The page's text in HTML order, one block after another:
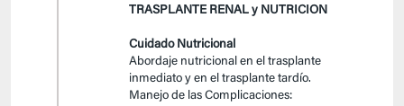
TRASPLANTE RENAL y NUTRICION
Cuidado Nutricional
Abordaje nutricional en el trasplante
inmediato y en el trasplante tardío.
Manejo de las Complicaciones: